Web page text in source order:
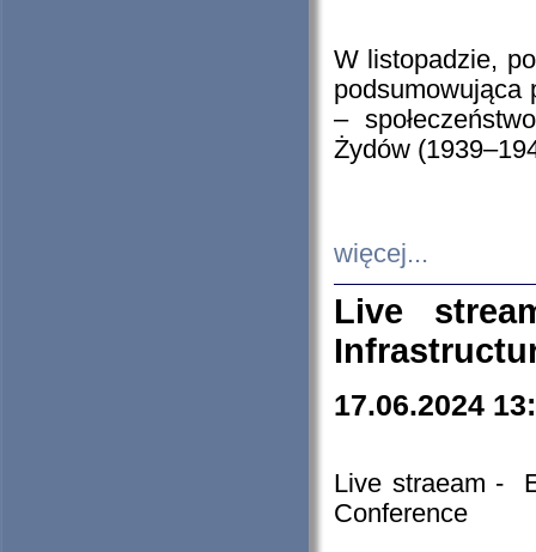
W listopadzie,
podsumowująca
–
Żydów
więcej...
Live
17.06.2024
Live straeam -
Conference